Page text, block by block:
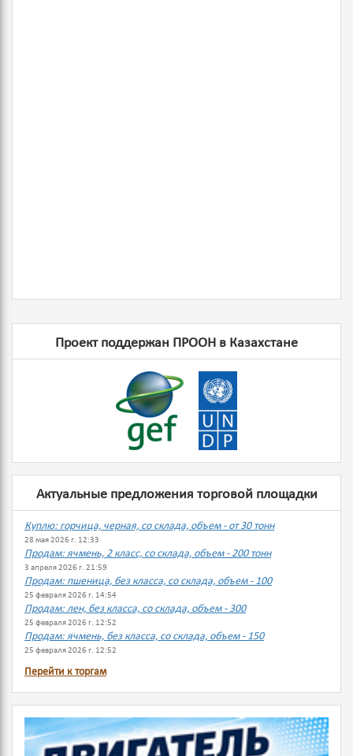
Проект поддержан ПРООН в Казахстане
Актуальные предложения торговой площадки
Куплю: горчица, черная, со склада, объем - от 30 тонн
28 мая 2026 г. 12:33
Продам: ячмень, 2 класс, со склада, объем - 200 тонн
3 апреля 2026 г. 21:59
Продам: пшеница, без класса, со склада, объем - 100
25 февраля 2026 г. 14:54
Продам: лен, без класса, со склада, объем - 300
25 февраля 2026 г. 12:52
Продам: ячмень, без класса, со склада, объем - 150
25 февраля 2026 г. 12:52
Перейти к торгам